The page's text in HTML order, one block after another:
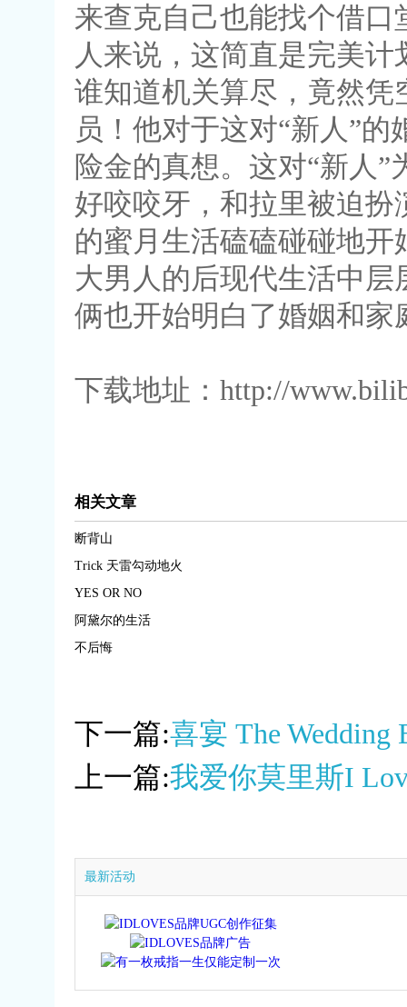
来查克自己也能找个借
人来说，这简直是完美
谁知道机关算尽，竟然
员！他对于这对“新人”
险金的真想。这对“新人
好咬咬牙，和拉里被迫扮
的蜜月生活磕磕碰碰地
大男人的后现代生活中
俩也开始明白了婚姻和家
下载地址：http://
相关文章
断背山
Trick 天雷勾动地火
YES OR NO
阿黛尔的生活
不后悔
下一篇:喜宴 The Wedding
上一篇:我爱你莫里斯I
最新活动